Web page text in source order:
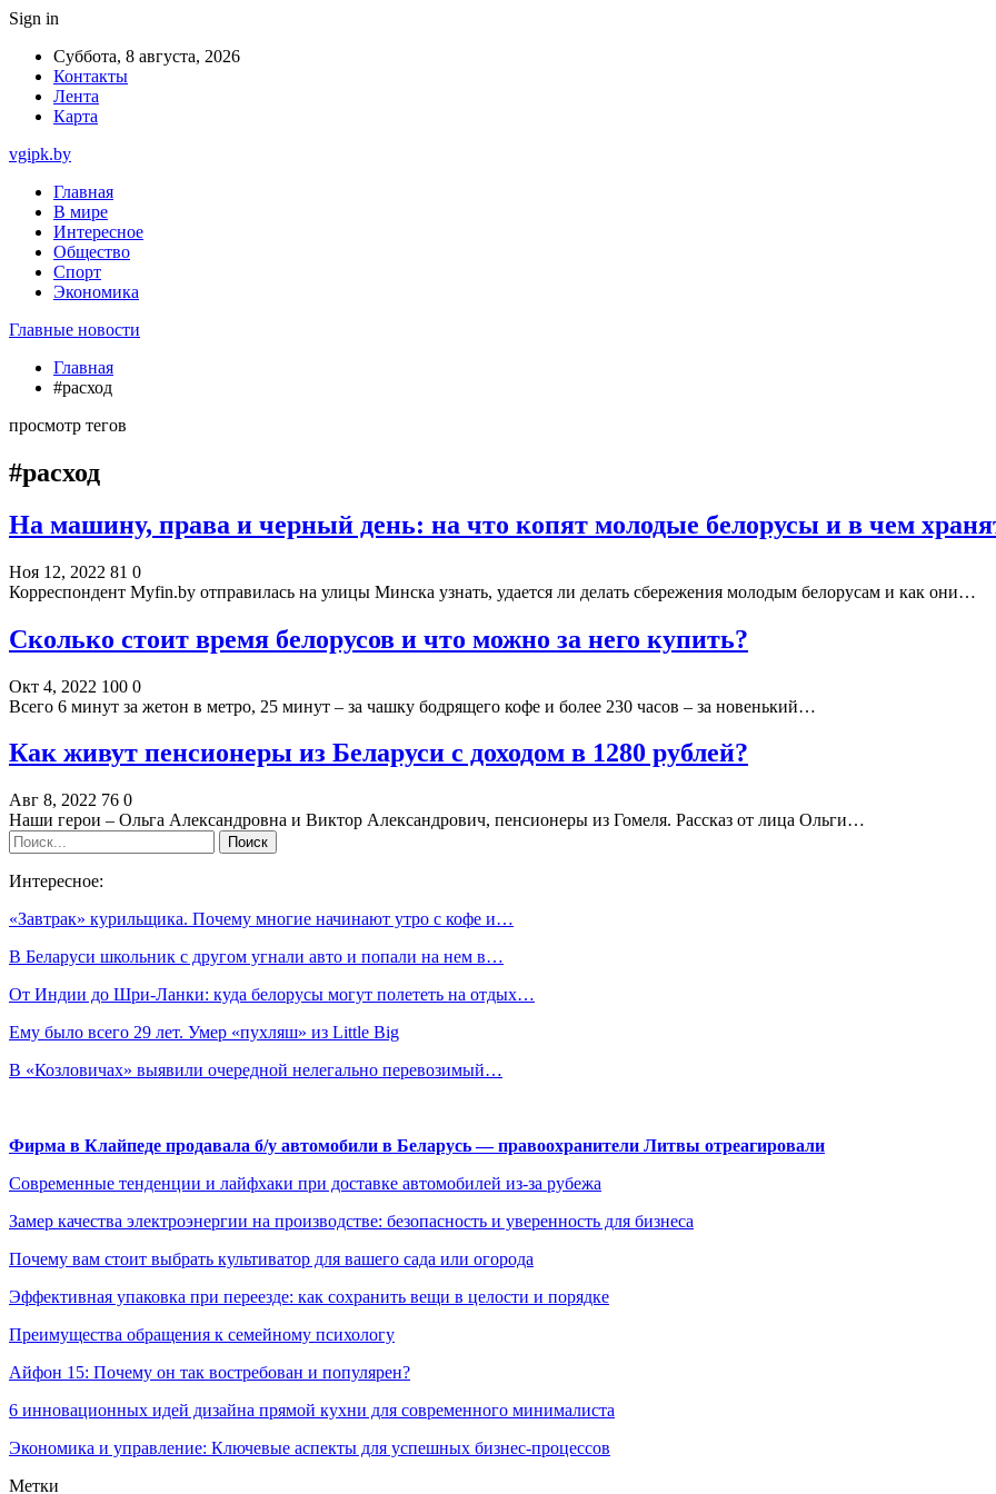
Sign in
Суббота, 8 августа, 2026
Контакты
Лента
Карта
vgipk.by
Главная
В мире
Интересное
Общество
Спорт
Экономика
Главные новости
Главная
#расход
просмотр тегов
#расход
На машину, права и черный день: на что копят молодые белорусы и в чем
Ноя 12, 2022 81 0
Корреспондент Myfin.by отправилась на улицы Минска узнать, удается ли делать сбережения молодым белорусам и как они…
Сколько стоит время белорусов и что можно за него купить?
Окт 4, 2022 100 0
Всего 6 минут за жетон в метро, 25 минут – за чашку бодрящего кофе и более 230 часов – за новенький…
Как живут пенсионеры из Беларуси с доходом в 1280 рублей?
Авг 8, 2022 76 0
Наши герои – Ольга Александровна и Виктор Александрович, пенсионеры из Гомеля. Рассказ от лица Ольги…
Интересное:
«Завтрак» курильщика. Почему многие начинают утро с кофе и…
В Беларуси школьник с другом угнали авто и попали на нем в…
От Индии до Шри-Ланки: куда белорусы могут полететь на отдых…
Ему было всего 29 лет. Умер «пухляш» из Little Big
В «Козловичах» выявили очередной нелегально перевозимый…
Фирма в Клайпеде продавала б/у автомобили в Беларусь — правоохранители Литвы отреагировали
Современные тенденции и лайфхаки при доставке автомобилей из-за рубежа
Замер качества электроэнергии на производстве: безопасность и уверенность для бизнеса
Почему вам стоит выбрать культиватор для вашего сада или огорода
Эффективная упаковка при переезде: как сохранить вещи в целости и порядке
Преимущества обращения к семейному психологу
Айфон 15: Почему он так востребован и популярен?
6 инновационных идей дизайна прямой кухни для современного минималиста
Экономика и управление: Ключевые аспекты для успешных бизнес-процессов
Метки